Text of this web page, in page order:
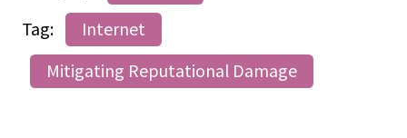
Tag:
Internet
Mitigating Reputational Damage